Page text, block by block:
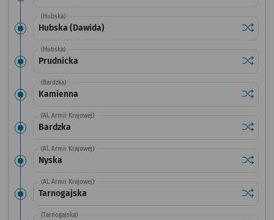
(Hubska)
Hubska (Dawida)
(Hubska)
Prudnicka
(Bardzka)
Kamienna
(Al. Armii Krajowej)
Bardzka
(Al. Armii Krajowej)
Nyska
(Al. Armii Krajowej)
Tarnogajska
(Tarnogajska)